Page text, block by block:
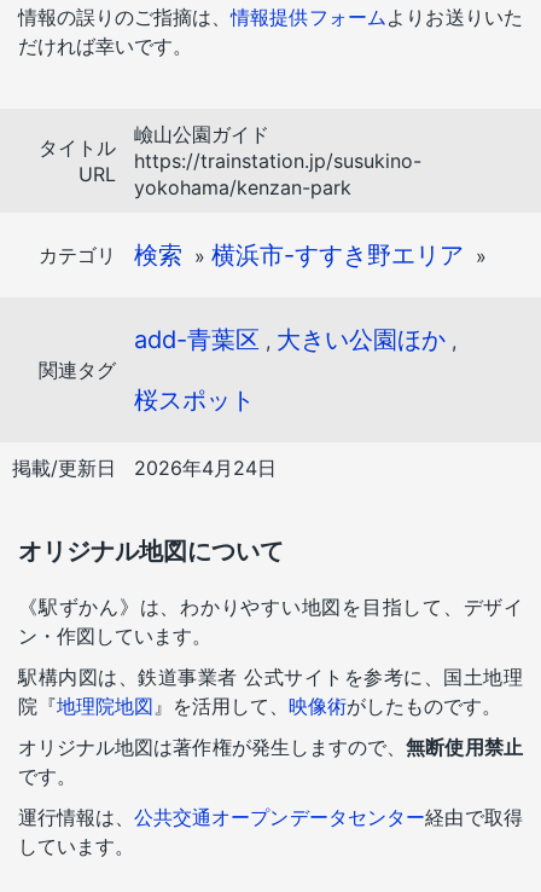
情報の誤りのご指摘は、情報提供フォームよりお送りいた
だければ幸いです。
タイトル
URL
嶮山公園ガイド
https://trainstation.jp/susukino-
yokohama/kenzan-park
カテゴリ 検索 » 横浜市-すすき野エリア »
関連タグ
add-青葉区 , 大きい公園ほか ,
桜スポット
掲載/更新日 2026年4月24日
オリジナル地図について
《駅ずかん》は、わかりやすい地図を目指して、デザイ
ン・作図しています。
駅構内図は、鉄道事業者 公式サイトを参考に、国土地理
院『地理院地図』を活用して、 映像術がしたものです。
オリジナル地図は著作権が発生しますので、 無断使用禁止
です。
運行情報は、 公共交通オープンデータセンター経由で取得
しています。